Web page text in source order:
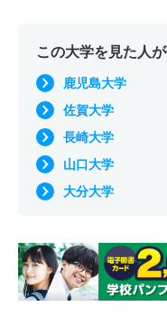
この大学を見た人
鹿児島大学
佐賀大学
長崎大学
山口大学
大分大学